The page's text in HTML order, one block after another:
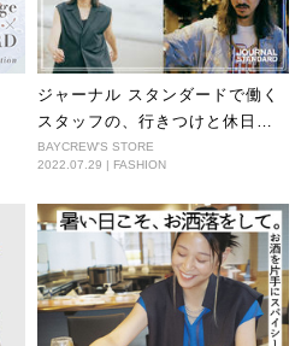
ジャーナル スタンダードで働く
スタッフの、行きつけと休日ス
タイル。（関東編）
BAYCREW'S STORE
2022.07.29 | FASHION